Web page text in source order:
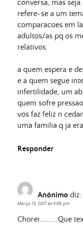
conversa, mas
refere-se a um
comparacoes em
adultos/as pq os
relativos.
a quem espera e
e a quem segue
infertilidade, um
quem sofre
vos faz feliz n
uma familia q ja
Responder
Anónimo diz:
Março 13, 2017 às 4:59 pm
Chorei………..Que